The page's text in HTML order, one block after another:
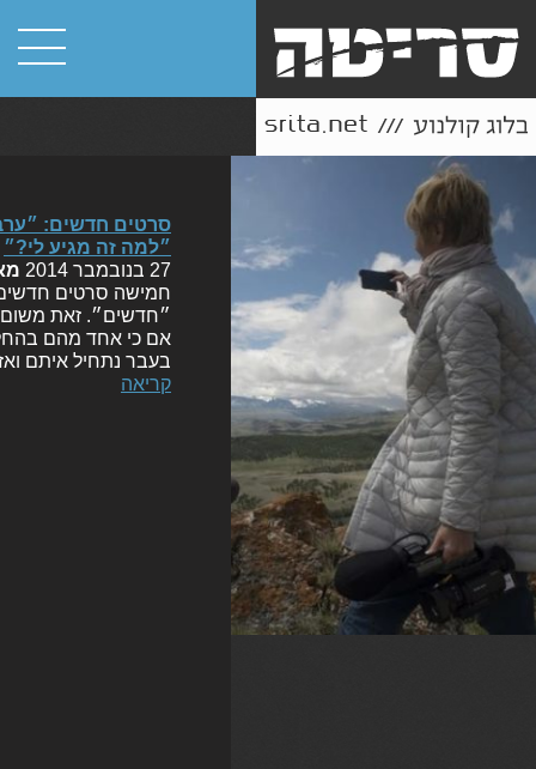
סרטים חדשים:
״למה זה מגיע לי?״
27 בנובמבר 2014
חמישה סרטים חדשים
״חדשים״. זאת משום
אם כי אחד מהם
בעבר נתחיל איתם
קריאה